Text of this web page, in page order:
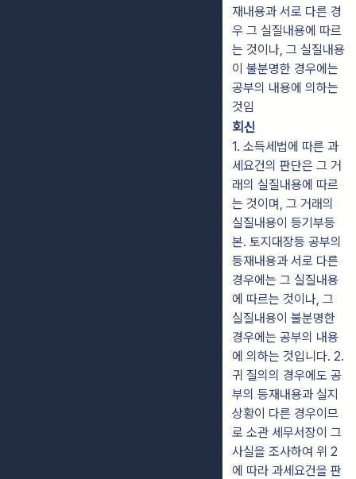
재내용과 서로 다른 경
우 그 실질내용에 따르
는 것이나, 그 실질내용
이 불분명한 경우에는
공부의 내용에 의하는
것임
회신
1. 소득세법에 따른 과
세요건의 판단은 그 거
래의 실질내용에 따르
는 것이며, 그 거래의
실질내용이 등기부등
본. 토지대장등 공부의
등재내용과 서로 다른
경우에는 그 실질내용
에 따르는 것이나, 그
실질내용이 불분명한
경우에는 공부의 내용
에 의하는 것입니다. 2.
귀 질의의 경우에도 공
부의 등재내용과 실지
상황이 다른 경우이므
로 소관 세무서장이 그
사실을 조사하여 위 2
에 따라 과세요건을 판